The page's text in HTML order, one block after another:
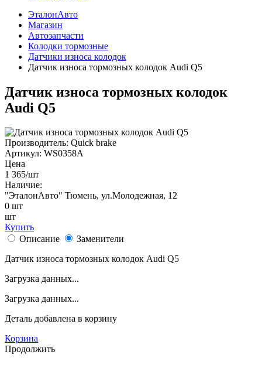
ЭталонАвто
Магазин
Автозапчасти
Колодки тормозные
Датчики износа колодок
Датчик износа тормозных колодок Audi Q5
Датчик износа тормозных колодок
Audi Q5
Производитель: Quick brake
Артикул: WS0358A
Цена
1 365/шт
Наличие:
"ЭталонАвто" Тюмень, ул.Молодежная, 12
0 шт
шт
Купить
Описание
Заменители
Датчик износа тормозных колодок Audi Q5
Загрузка данных...
Загрузка данных...
Деталь добавлена в корзину
Корзина
Продолжить